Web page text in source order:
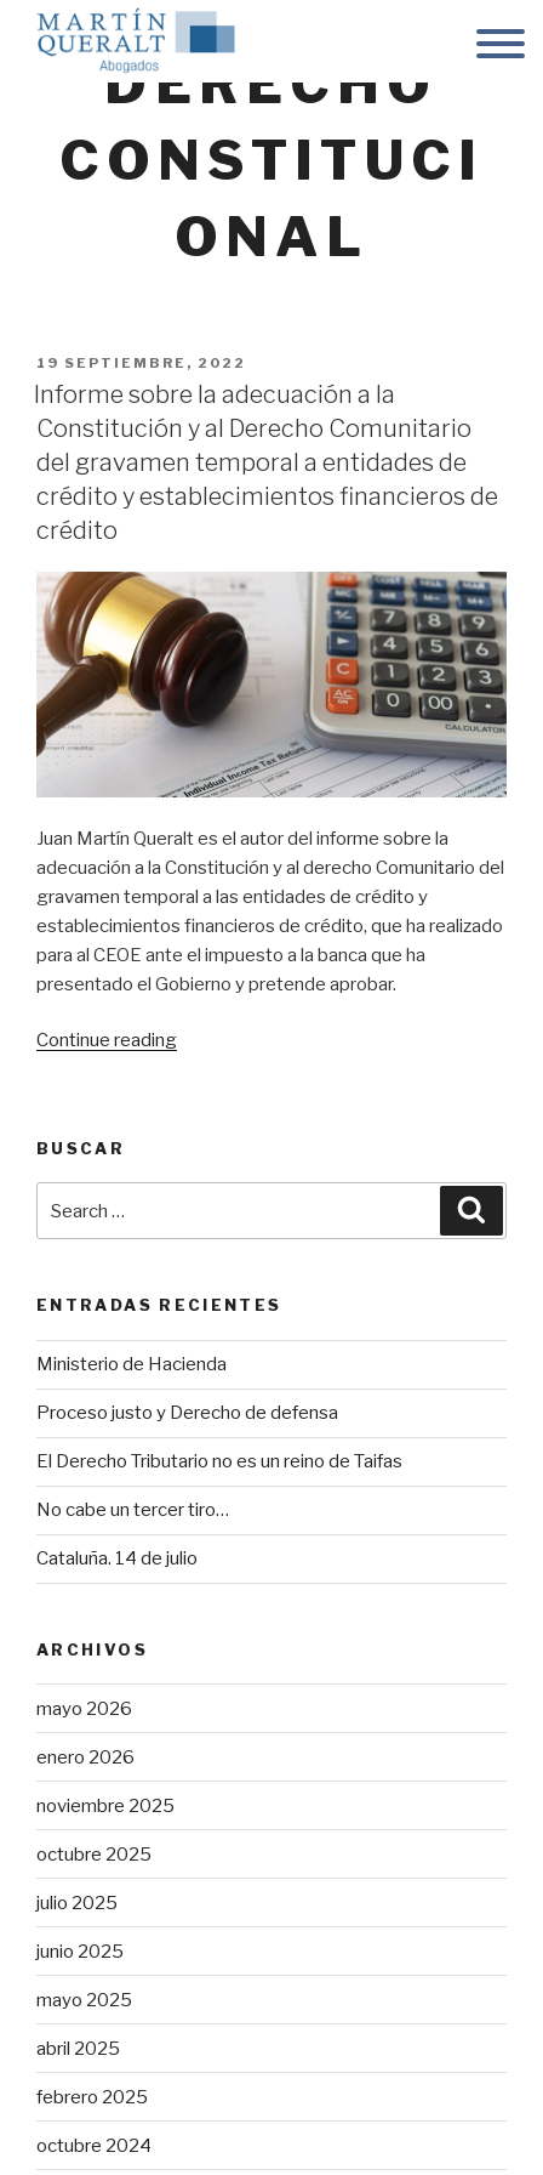
DERECHO
CONSTITUCI
ONAL
POSTED
ON
19 SEPTIEMBRE, 2022
Informe sobre la adecuación a la
Constitución y al Derecho Comunitario
del gravamen temporal a entidades de
crédito y establecimientos financieros de
crédito
Juan Martín Queralt es el autor del informe sobre la
adecuación a la Constitución y al derecho Comunitario del
gravamen temporal a las entidades de crédito y
establecimientos financieros de crédito, que ha realizado
para al CEOE ante el impuesto a la banca que ha
presentado el Gobierno y pretende aprobar.
Continue reading
la
y
Derecho
del
gravamen
temporal
de
crédito
y
crédito»
BUSCAR
ENTRADAS RECIENTES
Ministerio de Hacienda
Proceso justo y Derecho de defensa
El Derecho Tributario no es un reino de Taifas
No cabe un tercer tiro…
Cataluña. 14 de julio
ARCHIVOS
mayo 2026
enero 2026
noviembre 2025
octubre 2025
julio 2025
junio 2025
mayo 2025
abril 2025
febrero 2025
octubre 2024